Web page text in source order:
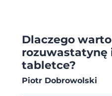
Dlaczego
rozuwastatynę
tabletce?
Piotr Dobrowolski